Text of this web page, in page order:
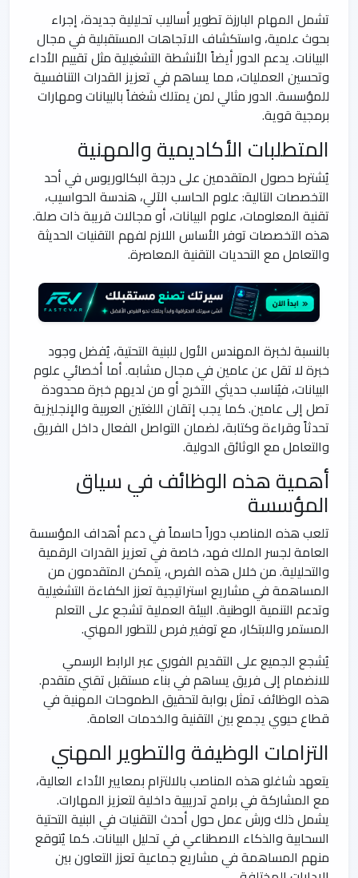
تشمل المهام البارزة تطوير أساليب تحليلية جديدة، إجراء
بحوث علمية، واستكشاف الاتجاهات المستقبلية في مجال
البيانات. يدعم الدور أيضاً الأنشطة التشغيلية مثل تقييم الأداء
وتحسين العمليات، مما يساهم في تعزيز القدرات التنافسية
للمؤسسة. الدور مثالي لمن يمتلك شغفاً بالبيانات ومهارات
برمجية قوية.
المتطلبات الأكاديمية والمهنية
يُشترط حصول المتقدمين على درجة البكالوريوس في أحد
التخصصات التالية: علوم الحاسب الآلي، هندسة الحواسيب،
تقنية المعلومات، علوم البيانات، أو مجالات قريبة ذات صلة.
هذه التخصصات توفر الأساس اللازم لفهم التقنيات الحديثة
والتعامل مع التحديات التقنية المعاصرة.
بالنسبة لخبرة المهندس الأول للبنية التحتية، يُفضل وجود
خبرة لا تقل عن عامين في مجال مشابه. أما أخصائي علوم
البيانات، فيُناسب حديثي التخرج أو من لديهم خبرة محدودة
تصل إلى عامين. كما يجب إتقان اللغتين العربية والإنجليزية
تحدثاً وقراءة وكتابة، لضمان التواصل الفعال داخل الفريق
والتعامل مع الوثائق الدولية.
أهمية هذه الوظائف في سياق
المؤسسة
تلعب هذه المناصب دوراً حاسماً في دعم أهداف المؤسسة
العامة لجسر الملك فهد، خاصة في تعزيز القدرات الرقمية
والتحليلية. من خلال هذه الفرص، يتمكن المتقدمون من
المساهمة في مشاريع استراتيجية تعزز الكفاءة التشغيلية
وتدعم التنمية الوطنية. البيئة العملية تشجع على التعلم
المستمر والابتكار، مع توفير فرص للتطور المهني.
يُشجع الجميع على التقديم الفوري عبر الرابط الرسمي
للانضمام إلى فريق يساهم في بناء مستقبل تقني متقدم.
هذه الوظائف تمثل بوابة لتحقيق الطموحات المهنية في
قطاع حيوي يجمع بين التقنية والخدمات العامة.
التزامات الوظيفة والتطوير المهني
يتعهد شاغلو هذه المناصب بالالتزام بمعايير الأداء العالية،
مع المشاركة في برامج تدريبية داخلية لتعزيز المهارات.
يشمل ذلك ورش عمل حول أحدث التقنيات في البنية التحتية
السحابية والذكاء الاصطناعي في تحليل البيانات. كما يُتوقع
منهم المساهمة في مشاريع جماعية تعزز التعاون بين